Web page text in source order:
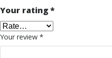
Your rating*
Your review *